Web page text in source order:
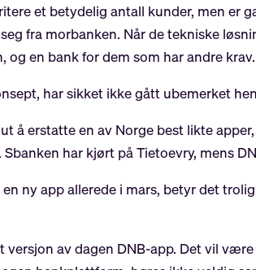
et betydelig antall kunder, men er
fra morbanken. Når de tekniske
en bank for dem som har andre krav.
har sikket ikke gått ubemerket
å erstatte en av Norge best likte
har kjørt på Tietoevry, mens
ny app allerede i mars, betyr det
av dagen DNB-app. Det vil